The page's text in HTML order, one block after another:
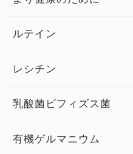
より健康のために トップ
眼の健康
ルテイン
レシチン
乳酸菌ビフィズス菌
有機ゲルマニウム